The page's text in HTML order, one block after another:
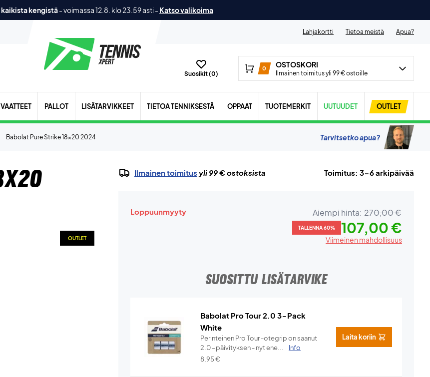
kaikista kengistä-voimassa 12.8. klo 23.59 asti- Katso valikoima
Lahjakortti Tietoa meistä Apua?
Suosikit (0)
0 OSTOSKORI
Ilmainen toimitus yli 99 € ostoille
VAATTEET PALLOT LISÄTARVIKKEET TIETOA TENNIKSESTÄ OPPAAT TUOTEMERKIT UUTUUDET OUTLET
Babolat Pure Strike 18x20 2024 Tarvitsetko apua?
OUTLET
Ilmainen toimitus yli 99 € ostoksista Toimitus: 3-6 arkipäivää
Loppuunmyyty Aiempi hinta: 270,00 €
TALLENNA 60% 107,00 €
Viimeinen mahdollisuus
SUOSITTU LISÄTARVIKE
Babolat Pro Tour 2.0 3-Pack
White
Perinteinen Pro Tour -otegrip on saanut
2.0-päivityksen - nyt ene...
Info
8,95€
Laita koriin